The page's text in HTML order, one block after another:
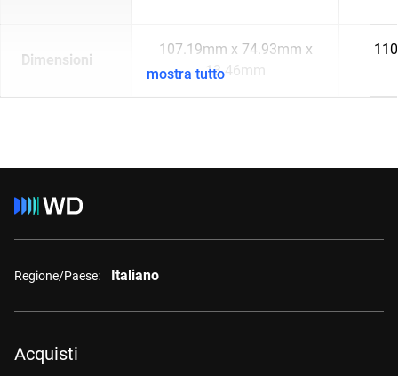
Dimensioni
107.19mm x 74.93mm x
13.46mm
mostra tutto
Regione/Paese: Italiano
Acquisti